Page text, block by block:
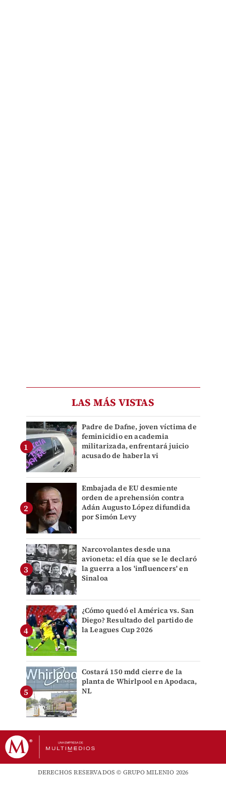
LAS MÁS VISTAS
Padre de Dafne, joven víctima de
feminicidio en academia
militarizada, enfrentará juicio
acusado de haberla vi
Embajada de EU desmiente
orden de aprehensión contra
Adán Augusto López difundida
por Simón Levy
Narcovolantes desde una
avioneta: el día que se le declaró
la guerra a los 'influencers' en
Sinaloa
¿Cómo quedó el América vs. San
Diego? Resultado del partido de
la Leagues Cup 2026
Costará 150 mdd cierre de la
planta de Whirlpool en Apodaca,
NL
DERECHOS RESERVADOS © GRUPO MILENIO 2026